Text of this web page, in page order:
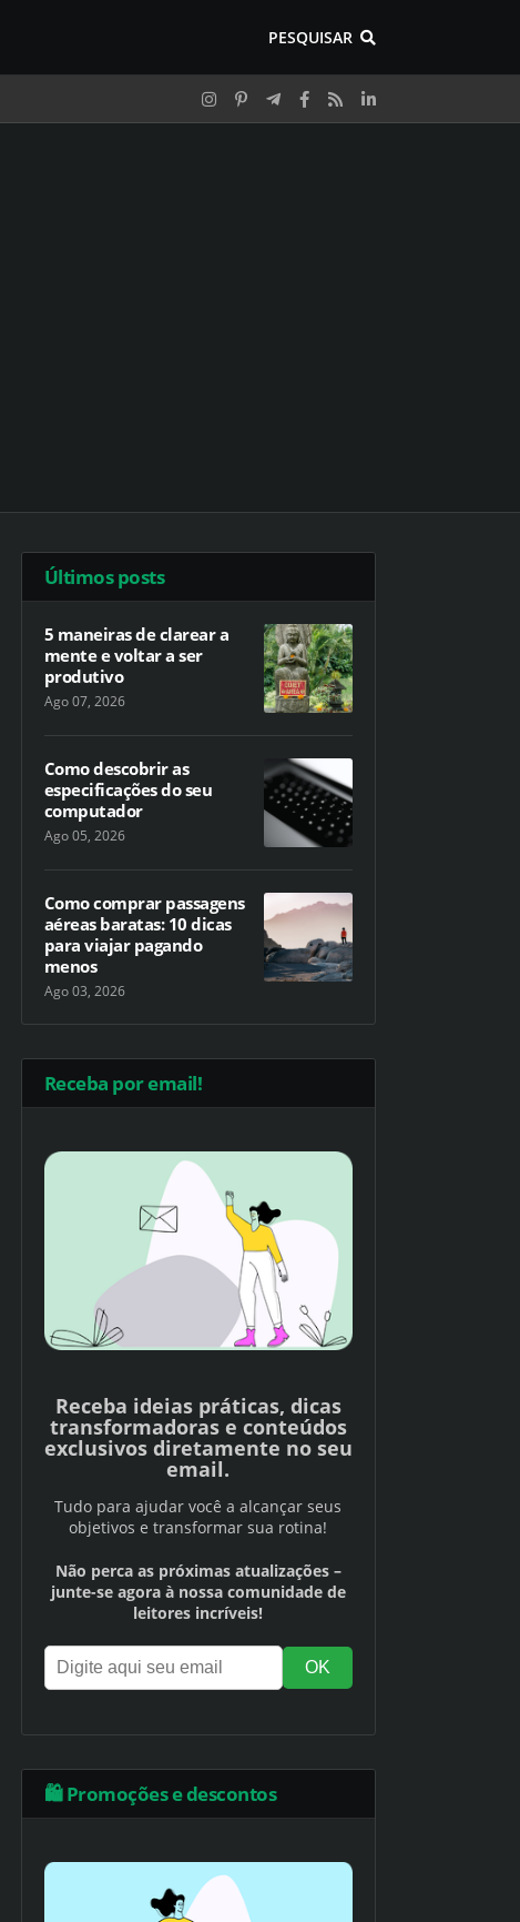
PESQUISAR
Últimos posts
5 maneiras de clarear a
mente e voltar a ser
produtivo
Ago 07, 2026
Como descobrir as
especificações do seu
computador
Ago 05, 2026
Como comprar passagens
aéreas baratas: 10 dicas
para viajar pagando
menos
Ago 03, 2026
Receba por email!
Receba ideias práticas, dicas
transformadoras e conteúdos
exclusivos diretamente no seu
email.
Tudo para ajudar você a alcançar seus
objetivos e transformar sua rotina!
Não perca as próximas atualizações –
junte-se agora à nossa comunidade de
leitores incríveis!
🛍️ Promoções e descontos